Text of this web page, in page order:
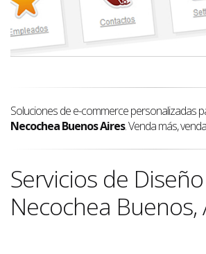
Soluciones de e-commerce personalizadas
Necochea Buenos Aires. Venda más,
Servicios de
Necochea Buenos,